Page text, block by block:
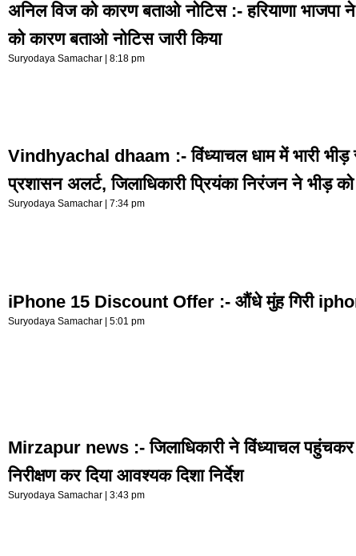
अनिल विज को कारण बताओ नोटिस :- हरियाणा भाजपा
को कारण बताओ नोटिस जारी किया
Suryodaya Samachar 8:18 pm
Vindhyachal dhaam :- विंध्याचल धाम में भारी भीड़
प्रशासन अलर्ट, जिलाधिकारी प्रियंका निरंजन ने भीड़
Suryodaya Samachar 7:34 pm
iPhone 15 Discount Offer :- औंधे मुंह गिरी
Suryodaya Samachar 5:01 pm
Mirzapur news :- जिलाधिकारी ने विंध्याचल
निरीक्षण कर दिया आवश्यक दिशा निर्देश
Suryodaya Samachar 3:43 pm